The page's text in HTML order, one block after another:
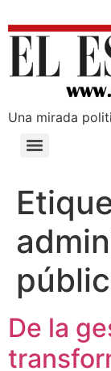
Una mirada
De la